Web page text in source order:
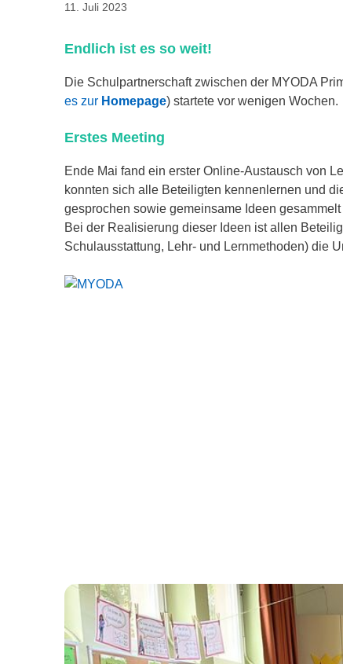
11. Juli 2023
Endlich ist es so weit!
Die Schulpartnerschaft zwischen der MYODA
es zur Homepage) startete vor wenigen Wochen.
Erstes Meeting
Ende Mai fand ein erster Online-Austausch von
konnten sich alle Beteiligten kennenlernen und
gesprochen sowie gemeinsame Ideen
Bei der Realisierung dieser Ideen ist allen
Schulausstattung, Lehr- und Lernmethoden) die